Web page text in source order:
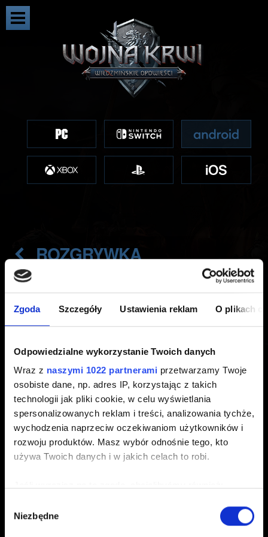
Zgoda Szczegóły Ustawienia reklam O plikach
Odpowiedzialne wykorzystanie Twoich danych
Wraz z naszymi 1022 partnerami przetwarzamy Twoje
osobiste dane, np. adres IP, korzystając z takich
technologii jak pliki cookie, w celu wyświetlania
spersonalizowanych reklam i treści, analizowania tychże,
wychodzenia naprzeciw oczekiwaniom użytkowników i
rozwoju produktów. Masz wybór odnośnie tego, kto
używa Twoich danych i w jakich celach to robi.
geograficznej z dokładnością nawet do kilku metrów
zgody
Niezbędne
ROZGRYWKA
Postęp w grze
Zablokowany postęp w grze
Eksploracja
Nie natrafiłem na skrzynię/chcę sprawdzić inne
wybory i ich konsekwencje w grze. Czy mogę